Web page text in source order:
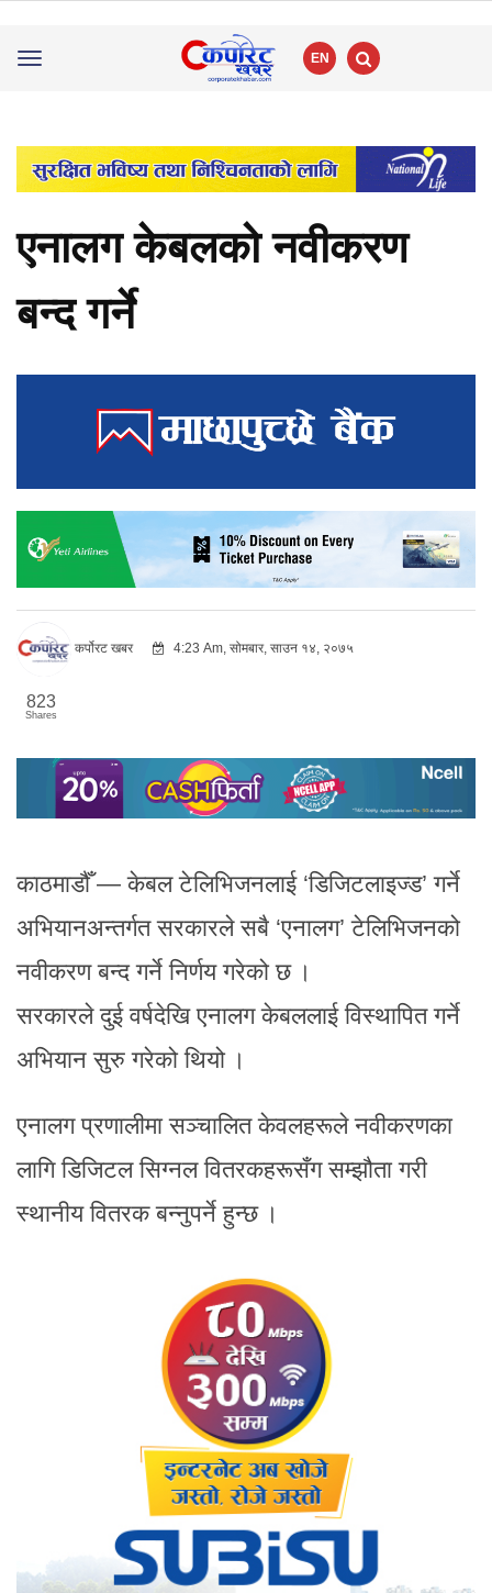
Toggle
EN
एनालग केबलको नवीकरण
बन्द गर्ने
कर्पोरट खबर 4:23 Am, सोमबार, साउन १४, २०७५
823
Shares
काठमाडौँ — केबल टेलिभिजनलाई ‘डिजिटलाइज्ड’ गर्ने
अभियानअन्तर्गत सरकारले सबै ‘एनालग’ टेलिभिजनको
नवीकरण बन्द गर्ने निर्णय गरेको छ ।
सरकारले दुई वर्षदेखि एनालग केबललाई विस्थापित गर्ने
अभियान सुरु गरेको थियो ।
एनालग प्रणालीमा सञ्चालित केवलहरूले नवीकरणका
लागि डिजिटल सिग्नल वितरकहरूसँग सम्झौता गरी
स्थानीय वितरक बन्नुपर्ने हुन्छ ।